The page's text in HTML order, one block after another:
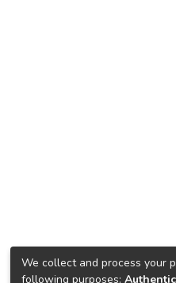
We collect and process your
following purposes: